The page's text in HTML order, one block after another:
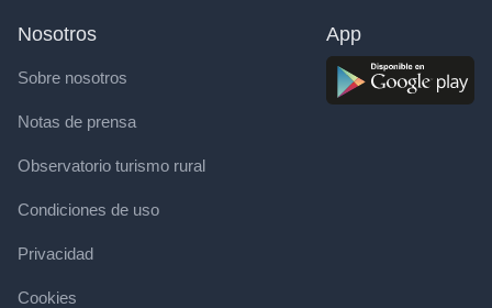
Nosotros
Sobre nosotros
Notas de prensa
Observatorio turismo rural
Condiciones de uso
Privacidad
Cookies
App